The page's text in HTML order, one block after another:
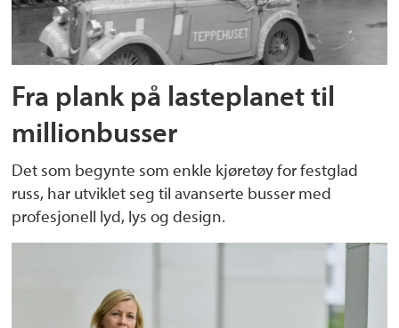
Fra plank på lasteplanet til
millionbusser
Det som begynte som enkle kjøretøy for festglad
russ, har utviklet seg til avanserte busser med
profesjonell lyd, lys og design.